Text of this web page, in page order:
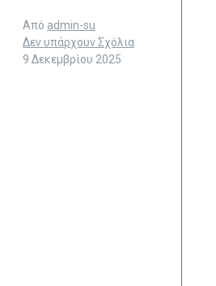
Από admin-su
Δεν υπάρχουν Σχόλια
9 Δεκεμβρίου 2025